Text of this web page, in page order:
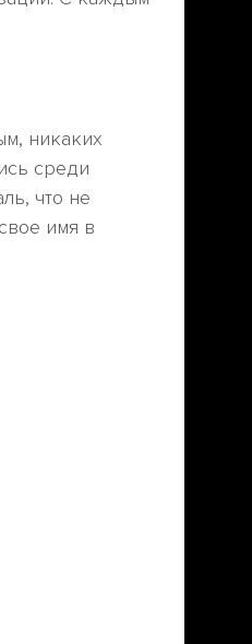
никаких
среди
что не
имя в